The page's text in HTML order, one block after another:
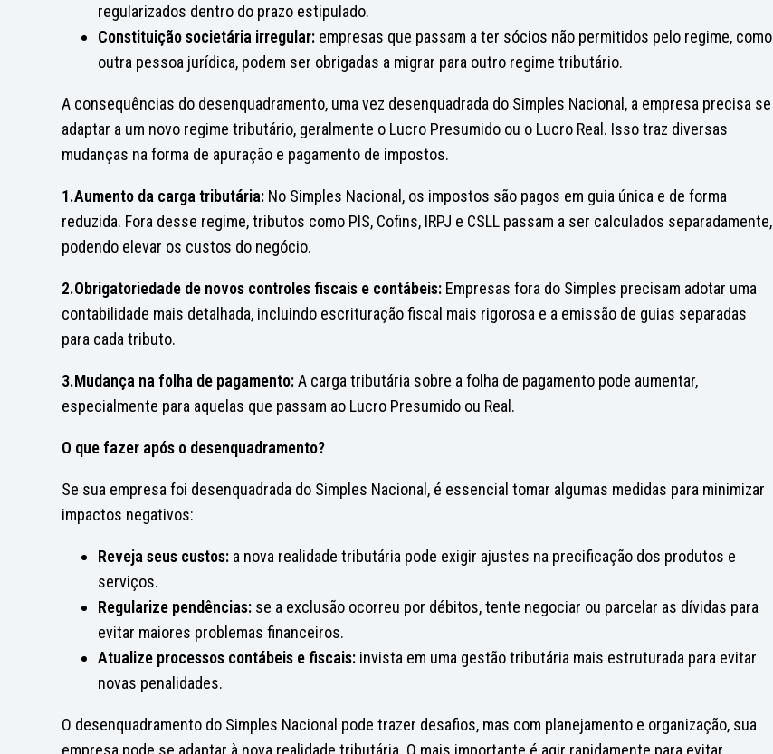
regularizados dentro do prazo estipulado.
Constituição societária irregular: empresas que passam a ter sócios não permitidos pelo regime, como
outra pessoa jurídica, podem ser obrigadas a migrar para outro regime tributário.
A consequências do desenquadramento, uma vez desenquadrada do Simples Nacional, a empresa precisa se
adaptar a um novo regime tributário, geralmente o Lucro Presumido ou o Lucro Real. Isso traz diversas
mudanças na forma de apuração e pagamento de impostos.
1.Aumento da carga tributária: No Simples Nacional, os impostos são pagos em guia única e de forma
reduzida. Fora desse regime, tributos como PIS, Cofins, IRPJ e CSLL passam a ser calculados separadamente,
podendo elevar os custos do negócio.
2.Obrigatoriedade de novos controles fiscais e contábeis: Empresas fora do Simples precisam adotar uma
contabilidade mais detalhada, incluindo escrituração fiscal mais rigorosa e a emissão de guias separadas
para cada tributo.
3.Mudança na folha de pagamento:A carga tributária sobre a folha de pagamento pode aumentar,
especialmente para aquelas que passam ao Lucro Presumido ou Real.
O que fazer após o desenquadramento?
Se sua empresa foi desenquadrada do Simples Nacional, é essencial tomar algumas medidas para minimizar
impactos negativos:
Reveja seus custos: a nova realidade tributária pode exigir ajustes na precificação dos produtos e
serviços.
Regularize pendências: se a exclusão ocorreu por débitos, tente negociar ou parcelar as dívidas para
evitar maiores problemas financeiros.
Atualize processos contábeis e fiscais: invista em uma gestão tributária mais estruturada para evitar
novas penalidades.
O desenquadramento do Simples Nacional pode trazer desafios, mas com planejamento e organização, sua
empresa pode se adaptar à nova realidade tributária. O mais importante é agir rapidamente para evitar